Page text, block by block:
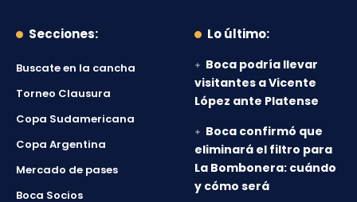
Secciones:
Buscate en la cancha
Torneo Clausura
Copa Sudamericana
Copa Argentina
Mercado de pases
Boca Socios
Lo último:
Boca podría llevar
visitantes a Vicente
López ante Platense
Boca confirmó que
eliminará el filtro para
La Bombonera: cuándo
y cómo será